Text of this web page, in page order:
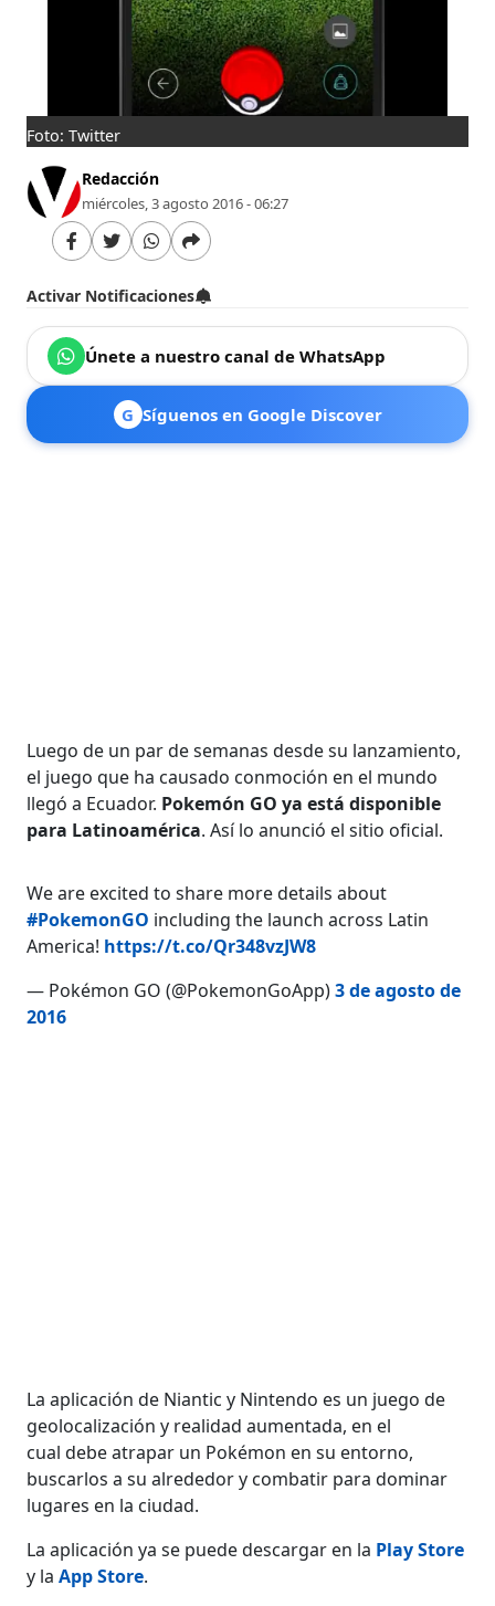
Foto: Twitter
Redacción
miércoles, 3 agosto 2016 - 06:27
Activar Notificaciones
Únete a nuestro canal de WhatsApp
G Síguenos en Google Discover
Luego de un par de semanas desde su lanzamiento,
el juego que ha causado conmoción en el mundo
llegó a Ecuador. Pokemón GO ya está disponible
para Latinoamérica. Así lo anunció el sitio oficial.
We are excited to share more details about
#PokemonGO including the launch across Latin
America! https://t.co/Qr348vzJW8
— Pokémon GO (@PokemonGoApp)3 de agosto de
2016
La aplicación de Niantic y Nintendo es un juego de
geolocalización y realidad aumentada, en el
cual debe atrapar un Pokémon en su entorno,
buscarlos a su alrededor y combatir para dominar
lugares en la ciudad.
La aplicación ya se puede descargar en la Play Store
y laApp Store.